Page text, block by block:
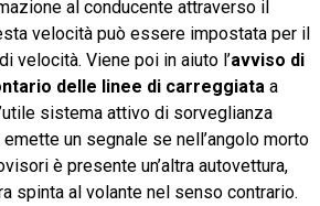
al conducente attraverso il
velocità può essere impostata per il
velocità. Viene poi in aiuto l’avviso di
delle linee di carreggiata a
sistema attivo di sorveglianza
un segnale se nell’angolo morto
è presente un’altra autovettura,
spinta al volante nel senso contrario.